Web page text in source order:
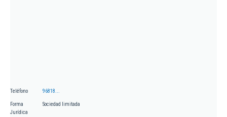
Teléfono 96818...
Forma
Jurídica
Sociedad limitada